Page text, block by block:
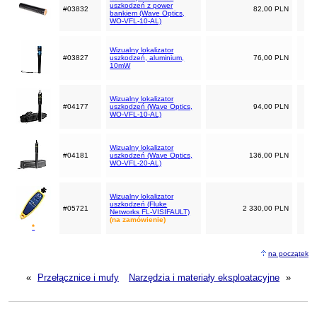
#03832
uszkodzeń z power
bankiem (Wave Optics,
WO-VFL-10-AL)
82,00 PLN
#03827
Wizualny lokalizator
uszkodzeń, aluminium,
10mW
76,00 PLN
#04177
Wizualny lokalizator
uszkodzeń (Wave Optics,
WO-VFL-10-AL)
94,00 PLN
#04181
Wizualny lokalizator
uszkodzeń (Wave Optics,
WO-VFL-20-AL)
136,00 PLN
*
#05721
Wizualny lokalizator
uszkodzeń (Fluke
Networks FL-VISIFAULT)
(na zamówienie)
2 330,00 PLN
na początek
« Przełącznice i mufy Narzędzia i materiały eksploatacyjne »